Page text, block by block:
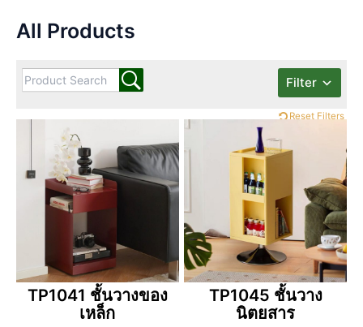
All Products
Filter
Reset Filters
TP1041 ชั้นวางของ
เหล็ก
TP1045 ชั้นวาง
นิตยสาร